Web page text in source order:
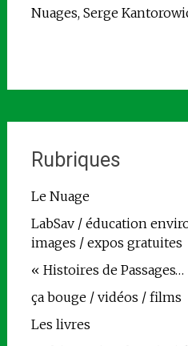
Nuages, Serge
Rubriques
Le Nuage
LabSav / éducation
images / expos gratuites
« Histoires de Passages…
ça bouge / vidéos / films
Les livres